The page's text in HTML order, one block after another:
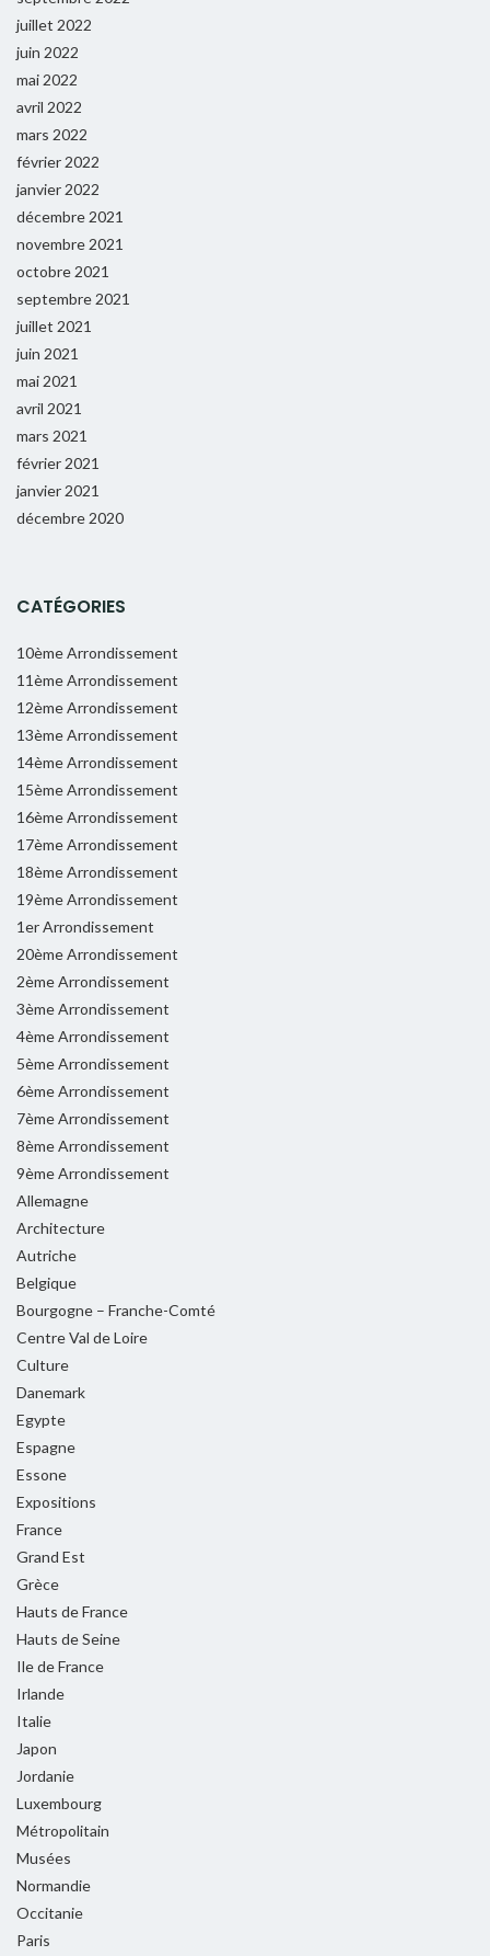
juillet 2022
juin 2022
mai 2022
avril 2022
mars 2022
février 2022
janvier 2022
décembre 2021
novembre 2021
octobre 2021
septembre 2021
juillet 2021
juin 2021
mai 2021
avril 2021
mars 2021
février 2021
janvier 2021
décembre 2020
CATÉGORIES
10ème Arrondissement
11ème Arrondissement
12ème Arrondissement
13ème Arrondissement
14ème Arrondissement
15ème Arrondissement
16ème Arrondissement
17ème Arrondissement
18ème Arrondissement
19ème Arrondissement
1er Arrondissement
20ème Arrondissement
2ème Arrondissement
3ème Arrondissement
4ème Arrondissement
5ème Arrondissement
6ème Arrondissement
7ème Arrondissement
8ème Arrondissement
9ème Arrondissement
Allemagne
Architecture
Autriche
Belgique
Bourgogne – Franche-Comté
Centre Val de Loire
Culture
Danemark
Egypte
Espagne
Essone
Expositions
France
Grand Est
Grèce
Hauts de France
Hauts de Seine
Ile de France
Irlande
Italie
Japon
Jordanie
Luxembourg
Métropolitain
Musées
Normandie
Occitanie
Paris